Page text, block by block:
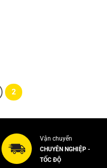
2
Vận chuyển
CHUYÊN NGHIỆP -
TỐC ĐỘ